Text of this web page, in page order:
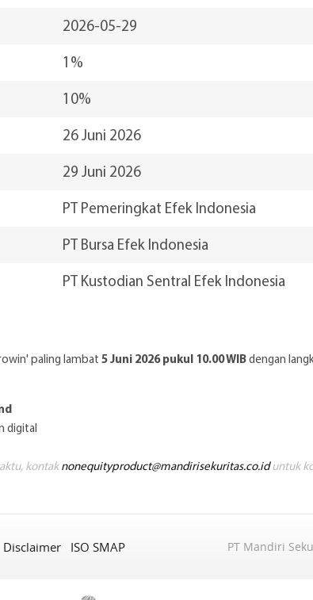
2026-05-29
1%
10%
26 Juni 2026
29 Juni 2026
PT Pemeringkat Efek Indonesia
PT Bursa Efek Indonesia
PT Kustodian Sentral Efek Indonesia
paling lambat 5 Juni 2026 pukul 10.00 WIBdengan
digital
kontaknonequityproduct@mandirisekuritas.co.iduntuk
Disclaimer ISO SMAP PT Mandiri